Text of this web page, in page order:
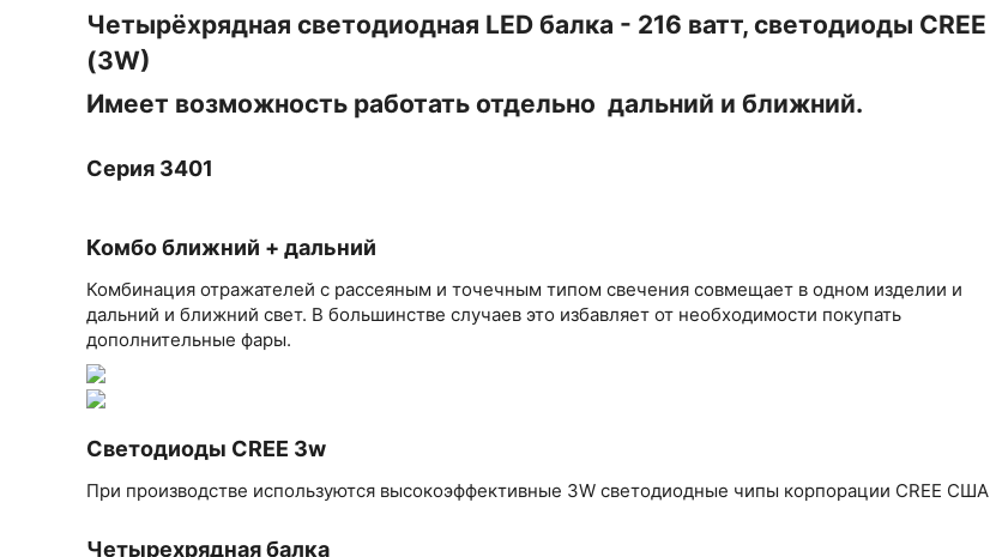
Четырёхрядная светодиодная LED балка - 216 ватт, светодиоды CREE
(3W)
Имеет возможность работать отдельно дальний и ближний.
Серия 3401
Комбо ближний + дальний
Комбинация отражателей с рассеяным и точечным типом свечения совмещает в одном изделии и
дальний и ближний свет. В большинстве случаев это избавляет от необходимости покупать
дополнительные фары.
Светодиоды CREE 3w
При производстве используются высокоэффективные 3W светодиодные чипы корпорации CREE США
Четырехрядная балка